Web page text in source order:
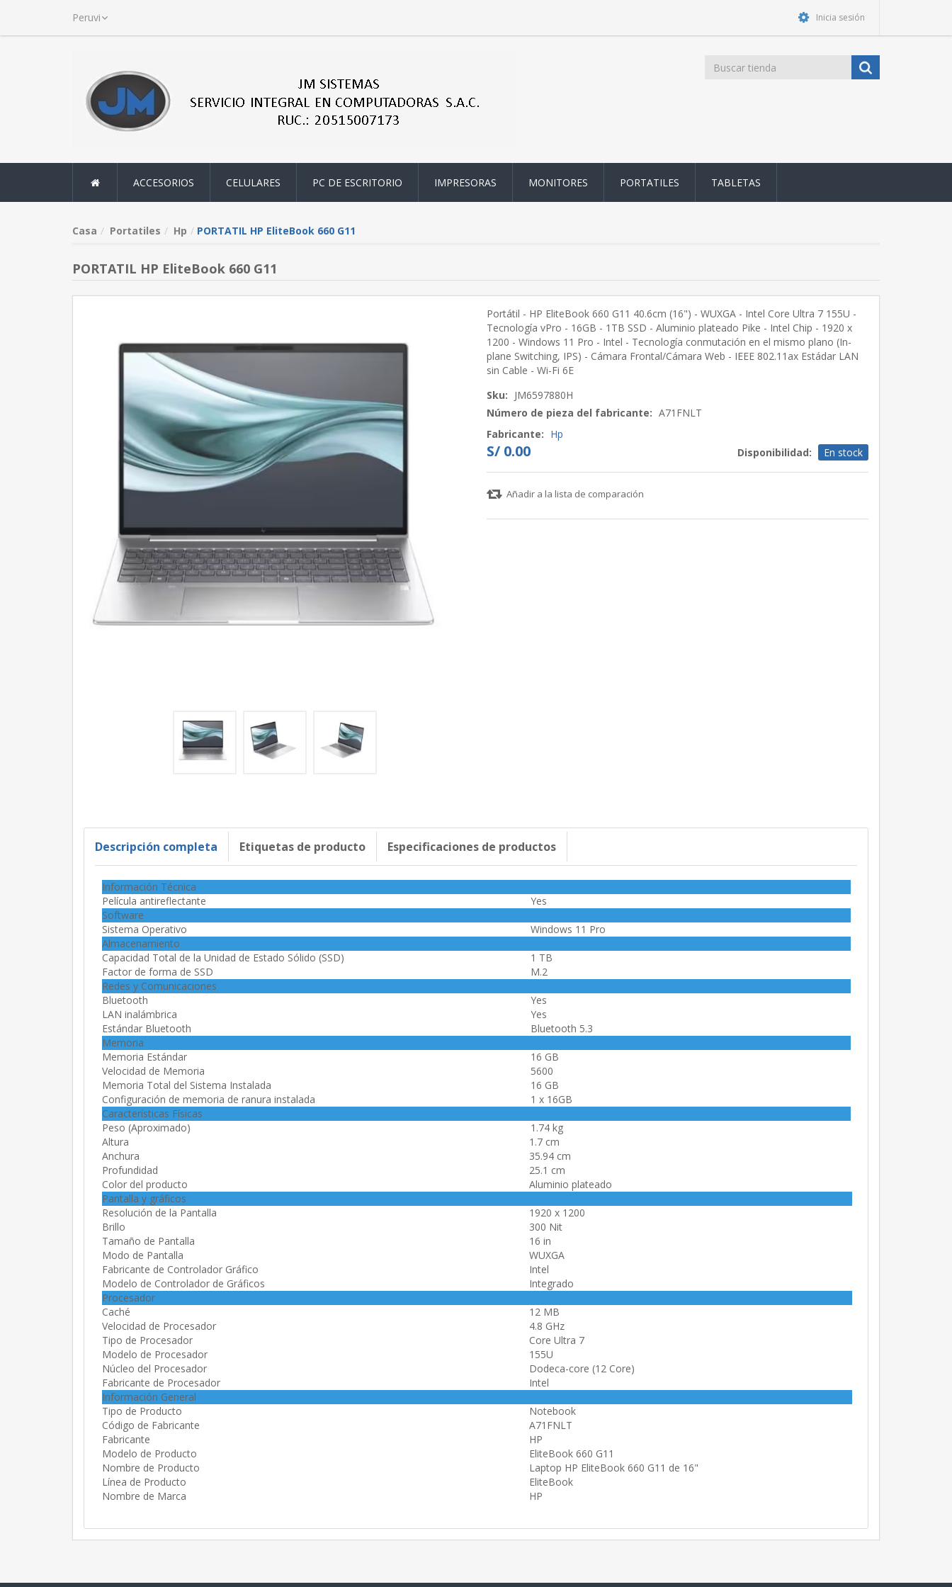
Inicia sesión
ACCESORIOS CELULARES PC DE ESCRITORIO IMPRESORAS MONITORES PORTATILES TABLETAS
Casa Portatiles Hp PORTATIL HP EliteBook 660 G11
PORTATIL HP EliteBook 660 G11
Portátil - HP EliteBook 660 G11 40.6cm (16") - WUXGA - Intel Core Ultra 7 155U -
Tecnología vPro - 16GB - 1TB SSD - Aluminio plateado Pike - Intel Chip - 1920 x
1200 - Windows 11 Pro - Intel - Tecnología conmutación en el mismo plano (In-
plane Switching, IPS) - Cámara Frontal/Cámara Web - IEEE 802.11ax Estádar LAN
sin Cable - Wi-Fi 6E
Sku: JM6597880H
Número de pieza del fabricante: A71FNLT
Fabricante: Hp
S/ 0.00 Disponibilidad: En stock
Añadir a la lista de comparación
Descripción completa Etiquetas de producto Especificaciones de productos
Información Técnica
Película antireflectante
Yes
Software
Sistema Operativo
Windows 11 Pro
Almacenamiento
Capacidad Total de la Unidad de Estado Sólido (SSD)
1 TB
Factor de forma de SSD
M.2
Redes y Comunicaciones
Bluetooth
Yes
LAN inalámbrica
Yes
Estándar Bluetooth
Bluetooth 5.3
Memoria
Memoria Estándar
16 GB
Velocidad de Memoria
5600
Memoria Total del Sistema Instalada
16 GB
Configuración de memoria de ranura instalada
1 x 16GB
Características Físicas
Peso (Aproximado)
1.74 kg
Altura
1.7 cm
Anchura
35.94 cm
Profundidad
25.1 cm
Color del producto
Aluminio plateado
Pantalla y gráficos
Resolución de la Pantalla
1920 x 1200
Brillo
300 Nit
Tamaño de Pantalla
16 in
Modo de Pantalla
WUXGA
Fabricante de Controlador Gráfico
Intel
Modelo de Controlador de Gráficos
Integrado
Procesador
Caché
12 MB
Velocidad de Procesador
4.8 GHz
Tipo de Procesador
Core Ultra 7
Modelo de Procesador
155U
Núcleo del Procesador
Dodeca-core (12 Core)
Fabricante de Procesador
Intel
Información General
Tipo de Producto
Notebook
Código de Fabricante
A71FNLT
Fabricante
HP
Modelo de Producto
EliteBook 660 G11
Nombre de Producto
Laptop HP EliteBook 660 G11 de 16"
Línea de Producto
EliteBook
Nombre de Marca
HP